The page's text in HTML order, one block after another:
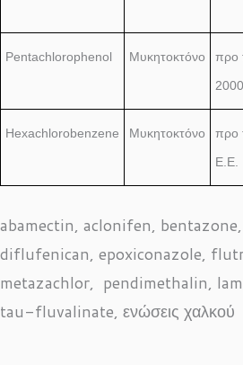
Pentachlorophenol Μυκητοκτόνο
προ
2000
Hexachlorobenzene Μυκητοκτόνο
προ
Ε.Ε.
abamectin, aclonifen,
diflufenican, epoxiconazole,
metazachlor, pendimethalin,
tau-fluvalinate, ενώσεις χαλκού